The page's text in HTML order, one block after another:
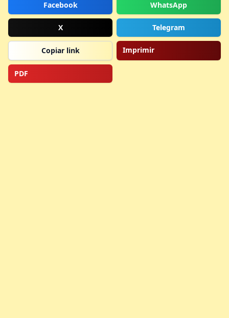
Facebook WhatsApp
X Telegram
Copiar link Imprimir
PDF